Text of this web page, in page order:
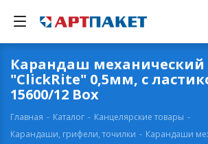
Карандаш механический
"ClickRite" 0,5мм, с
15600/12 Box
Главная - Каталог - Канцелярские товары -
Карандаши, грифели, точилки - Карандаши